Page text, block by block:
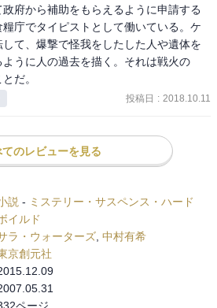
府から補助をもらえるように申請する
庁でタイピストとして働いている。ケ
て、爆撃で怪我をしたした人や遺体を
うに人の過去を描く。それは戦火の
だ。
投稿日 : 2018.10.11
のレビューを見る
説 - ミステリー・サスペンス・ハード
イルド
ラ・ウォーターズ, 中村有希
京創元社